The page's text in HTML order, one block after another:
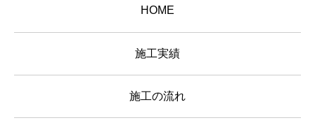
HOME
施工実績
施工の流れ